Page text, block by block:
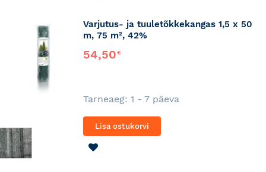
Varjutus- ja tuuletõkkekangas 1,5 x 50
m, 75 m², 42%
54,50€
Tarneaeg: 1 - 7 päeva
Lisa ostukorvi